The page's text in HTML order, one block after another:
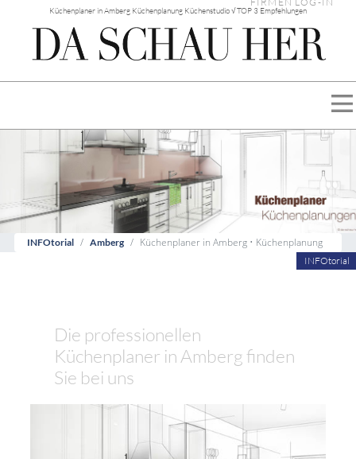
Küchenplaner in Amberg Küchenplanung Küchenstudio √ TOP 3 Empfehlungen
INFOtorial Amberg
Küchenplaner in Amberg • Küchenplanung
INFOtorial
Die professionellen
Küchenplaner in Amberg finden
Sie bei uns